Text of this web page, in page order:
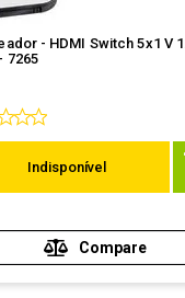
- HDMI Switch 5x1 V
7265
Indisponível